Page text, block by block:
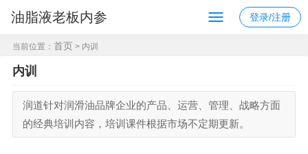
油脂液老板内参 登录/注册
当前位置： 首页 > 内训
内训
润道针对润滑油品牌企业的产品、运营、管理、战略方面
的经典培训内容，培训课件根据市场不定期更新。